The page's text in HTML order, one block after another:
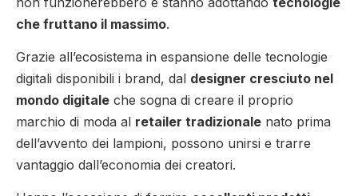
che fruttano il massimo.
Grazie all’ecosistema in espansione delle tecnologie
digitali disponibili i brand, dal designer cresciuto nel
mondo digitale che sogna di creare il proprio
marchio di moda al retailer tradizionale nato prima
dell’avvento dei lampioni, possono unirsi e trarre
vantaggio dall’economia dei creatori.